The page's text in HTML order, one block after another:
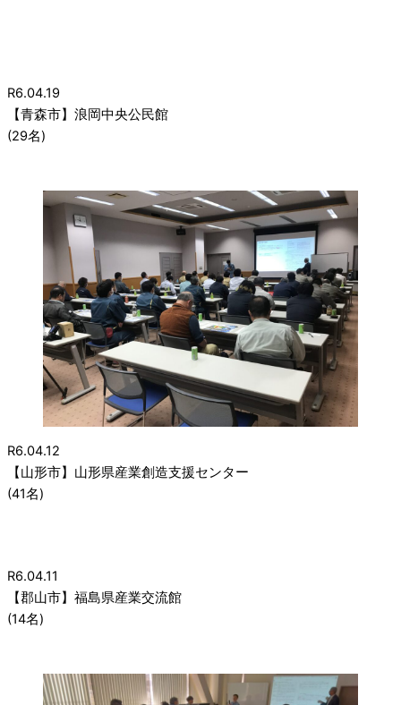
R6.04.19
【青森市】浪岡中央公民館
(29名)
R6.04.12
【山形市】山形県産業創造支援センター
(41名)
R6.04.11
【郡山市】福島県産業交流館
(14名)